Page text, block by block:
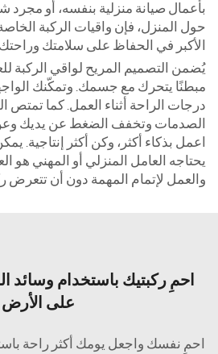
بأعمال صيانة منزلية بنفسه، أو
حول المنزل، فإن واقيات الركبة الخاصة
الأكبر في الحفاظ على سلامتك وراحتك
يُضمن التصميم المريح لواقي الركبة
مبطنًا يتحرك مع جسمك. وتمكّنك
درجات الراحة أثناء العمل. كما تمتص
الصدمات وتخفف الضغط عن يديك
اعمل بذكاء أكثر، وكن أكثر إنتاجية.
يحتاجه العامل المنزلي أو المهني هو
والعمل لإتمام المهمة دون أن تتعرض
احمِ ركبتيك باستخدام وسائد
على الأرض
احمِ نفسك واجعل يومك أكثر راحة